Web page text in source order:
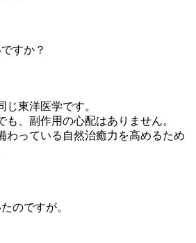
すか？
じ東洋医学です。
も、副作用の心配はありません。
わっている自然治癒力を高めるため
のですが。